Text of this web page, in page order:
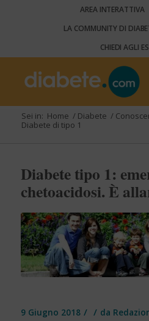
AREA INTERATTIVA
LA COMMUNITY DI
CHIEDI AGLI
Sei in: Home / Diabete /
Diabete di tipo 1
Diabete tipo 1:
chetoacidosi. È
9 Giugno 2018 / / da